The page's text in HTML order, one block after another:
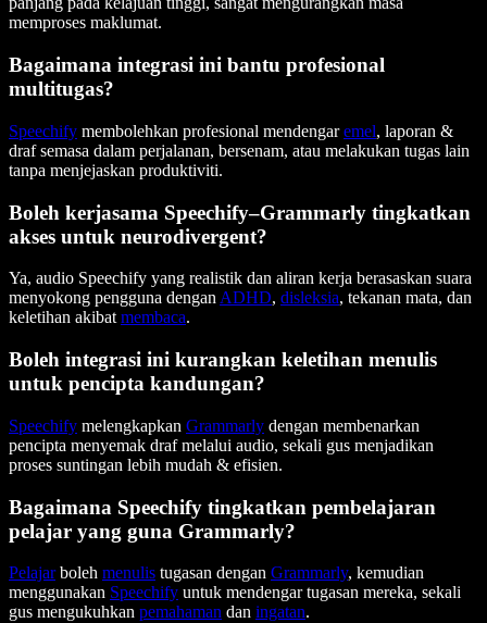
memproses maklumat.
Bagaimana integrasi ini bantu profesional
multitugas?
Speechify membolehkan profesional mendengaremel, laporan &
draf semasa dalam perjalanan, bersenam, atau melakukan tugas lain
tanpa menjejaskan produktiviti.
Boleh kerjasama Speechify–Grammarly tingkatkan
akses untuk neurodivergent?
Ya, audio Speechify yang realistik dan aliran kerja berasaskan suara
menyokong pengguna dengan ADHD, disleksia, tekanan mata, dan
keletihan akibat membaca.
Boleh integrasi ini kurangkan keletihan menulis
untuk pencipta kandungan?
Speechify melengkapkan Grammarly dengan membenarkan
pencipta menyemak draf melalui audio, sekali gus menjadikan
proses suntingan lebih mudah & efisien.
Bagaimana Speechify tingkatkan pembelajaran
pelajar yang guna Grammarly?
Pelajarboleh menulis tugasan dengan Grammarly, kemudian
menggunakan Speechify untuk mendengar tugasan mereka, sekali
gus mengukuhkan pemahaman dan ingatan.